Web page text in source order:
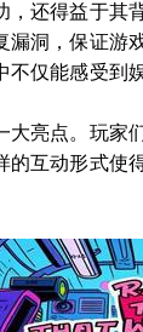
还得益于
洞，保证
仅能感受到
亮点。玩
互动形式